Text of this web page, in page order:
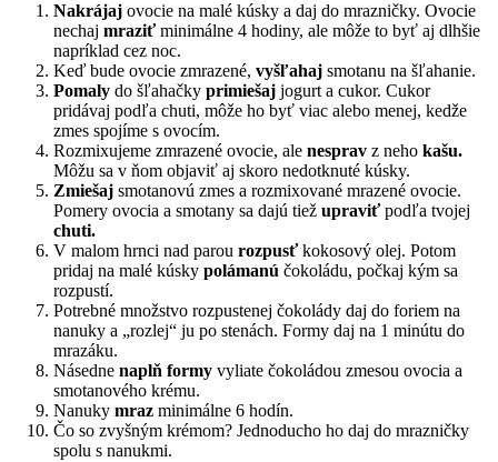
Nakrájaj ovocie na malé kúsky a daj do mrazničky. Ovocie
nechaj mraziťminimálne 4 hodiny, ale môže to byť aj dlhšie
napríklad cez noc.
Keď bude ovocie zmrazené, vyšľahaj smotanu na šľahanie.
Pomaly do šľahačky primiešaj jogurt a cukor. Cukor
pridávaj podľa chuti, môže ho byť viac alebo menej, kedže
zmes spojíme s ovocím.
Rozmixujeme zmrazené ovocie, ale nesprav z neho kašu.
Môžu sa v ňom objaviť aj skoro nedotknuté kúsky.
Zmiešaj smotanovú zmes a rozmixované mrazené ovocie.
Pomery ovocia a smotany sa dajú tiež upraviťpodľa tvojej
chuti.
V malom hrnci nad parou rozpusťkokosový olej. Potom
pridaj na malé kúsky polámanú čokoládu, počkaj kým sa
rozpustí.
Potrebné množstvo rozpustenej čokolády daj do foriem na
nanuky a „rozlej“ ju po stenách. Formy daj na 1 minútu do
mrazáku.
Násedne naplň formy vyliate čokoládou zmesou ovocia a
smotanového krému.
Nanuky mraz minimálne 6 hodín.
Čo so zvyšným krémom? Jednoducho ho daj do mrazničky
spolu s nanukmi.